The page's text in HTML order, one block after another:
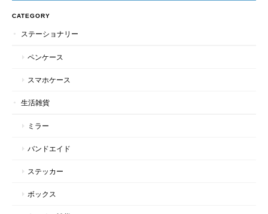
CATEGORY
ステーショナリー
ペンケース
スマホケース
生活雑貨
ミラー
バンドエイド
ステッカー
ボックス